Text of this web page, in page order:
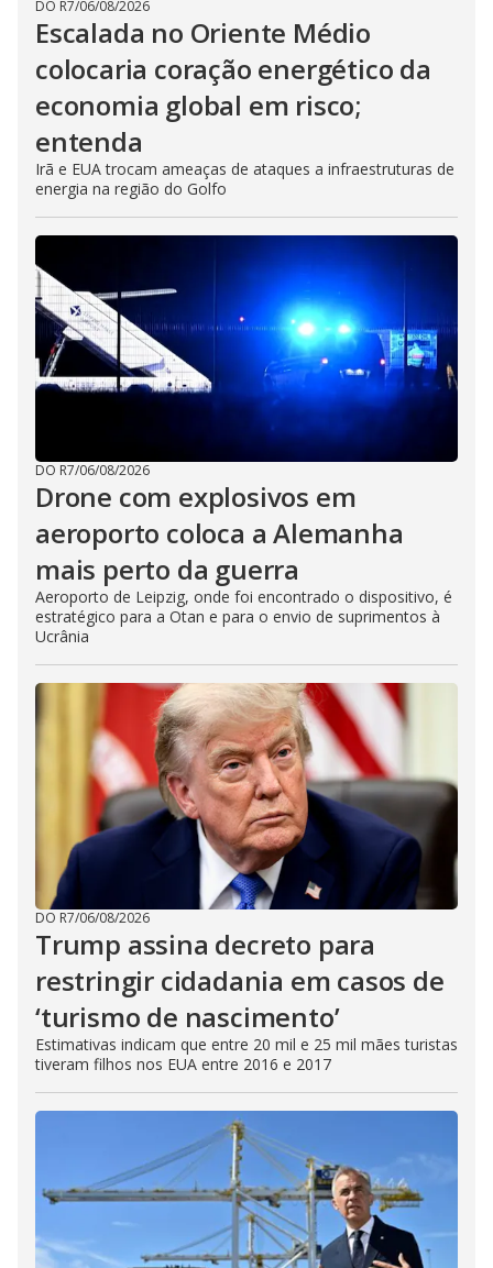
DO R7/06/08/2026
Escalada no Oriente Médio
colocaria coração energético da
economia global em risco;
entenda
Irã e EUA trocam ameaças de ataques a infraestruturas de
energia na região do Golfo
DO R7/06/08/2026
Drone com explosivos em
aeroporto coloca a Alemanha
mais perto da guerra
Aeroporto de Leipzig, onde foi encontrado o dispositivo, é
estratégico para a Otan e para o envio de suprimentos à
Ucrânia
DO R7/06/08/2026
Trump assina decreto para
restringir cidadania em casos de
‘turismo de nascimento’
Estimativas indicam que entre 20 mil e 25 mil mães turistas
tiveram filhos nos EUA entre 2016 e 2017